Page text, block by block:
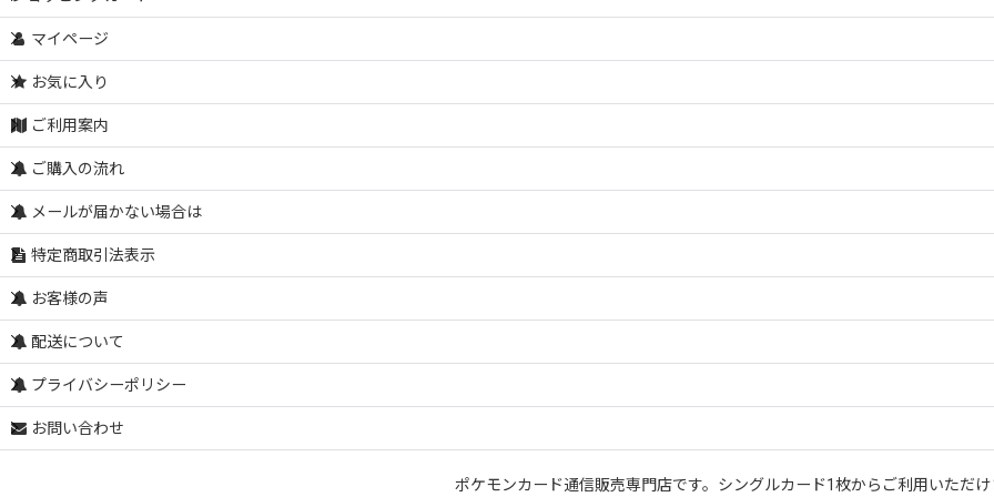
マイページ
お気に入り
ご利用案内
ご購入の流れ
メールが届かない場合は
特定商取引法表示
お客様の声
配送について
プライバシーポリシー
お問い合わせ
ポケモンカード通信販売専門店です。シングルカード1枚からご利用いただけ